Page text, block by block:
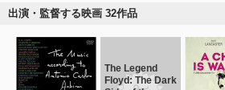
出演・監督する映画 32作品
The Legend
Floyd: The Dark